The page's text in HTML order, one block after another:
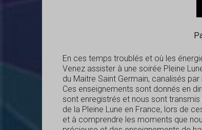
En ces temps troublés et où les
Venez assister à une soirée Pleine
du Maitre Saint Germain, canalisés par
Ces enseignements sont donnés en
sont enregistrés et nous sont
de la Pleine Lune en France, lors de
et à comprendre les moments que